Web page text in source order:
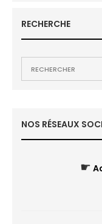
RECHERCHE
NOS RÉSEAUX
☛